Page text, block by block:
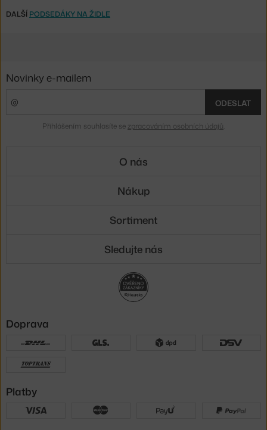
DALŠÍ PODSEDÁKY NA ŽIDLE
Novinky e-mailem
ODESLAT
Přihlášením souhlasíte se zpracováním osobních údajů
O nás
Nákup
Sortiment
Sledujte nás
Doprava
Platby